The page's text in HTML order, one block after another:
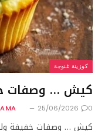
كوزينة غنوجة
كيش … وصفات
25/06/2026 0
كيش … وصفات خفيفة